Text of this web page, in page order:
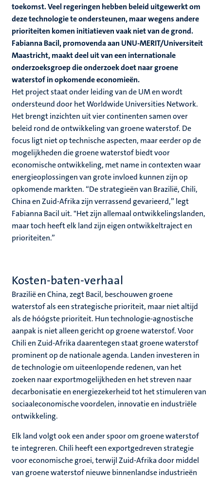
toekomst. Veel regeringen hebben beleid uitgewerkt om
deze technologie te ondersteunen, maar wegens andere
prioriteiten komen initiatieven vaak niet van de grond.
Fabianna Bacil, promovenda aan UNU-MERIT/Universiteit
Maastricht, maakt deel uit van een internationale
onderzoeksgroep die onderzoek doet naar groene
waterstof in opkomende economieën.
Het project staat onder leiding van de UM en wordt
ondersteund door het Worldwide Universities Network.
Het brengt inzichten uit vier continenten samen over
beleid rond de ontwikkeling van groene waterstof. De
focus ligt niet op technische aspecten, maar eerder op de
mogelijkheden die groene waterstof biedt voor
economische ontwikkeling, met name in contexten waar
energieoplossingen van grote invloed kunnen zijn op
opkomende markten. “De strategieën van Brazilië, Chili,
China en Zuid-Afrika zijn verrassend gevarieerd,” legt
Fabianna Bacil uit. "Het zijn allemaal ontwikkelingslanden,
maar toch heeft elk land zijn eigen ontwikkeltraject en
prioriteiten.”
Kosten-baten-verhaal
Brazilië en China, zegt Bacil, beschouwen groene
waterstof als een strategische prioriteit, maar niet altijd
als de hóógste prioriteit. Hun technologie-agnostische
aanpak is niet alleen gericht op groene waterstof. Voor
Chili en Zuid-Afrika daarentegen staat groene waterstof
prominent op de nationale agenda. Landen investeren in
de technologie om uiteenlopende redenen, van het
zoeken naar exportmogelijkheden en het streven naar
decarbonisatie en energiezekerheid tot het stimuleren van
sociaaleconomische voordelen, innovatie en industriële
ontwikkeling.
Elk land volgt ook een ander spoor om groene waterstof
te integreren. Chili heeft een exportgedreven strategie
voor economische groei, terwijl Zuid-Afrika door middel
van groene waterstof nieuwe binnenlandse industrieën